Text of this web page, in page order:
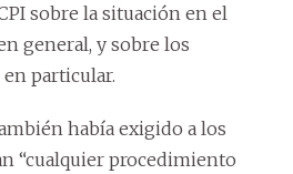
sobre la situación en el
general, y sobre los
particular.
había exigido a los
“cualquier procedimiento